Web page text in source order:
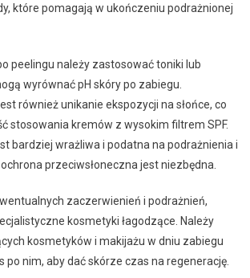
które pomagają w ukończeniu podrażnionej
peelingu należy zastosować toniki lub
wyrównać pH skóry po zabiegu.
również unikanie ekspozycji na słońce, co
stosowania kremów z wysokim filtrem SPF.
bardziej wrażliwa i podatna na podrażnienia i
przeciwsłoneczna jest niezbędna.
zaczerwienień i podrażnień,
kosmetyki łagodzące. Należy
kosmetyków i makijażu w dniu zabiegu
po nim, aby dać skórze czas na regenerację.